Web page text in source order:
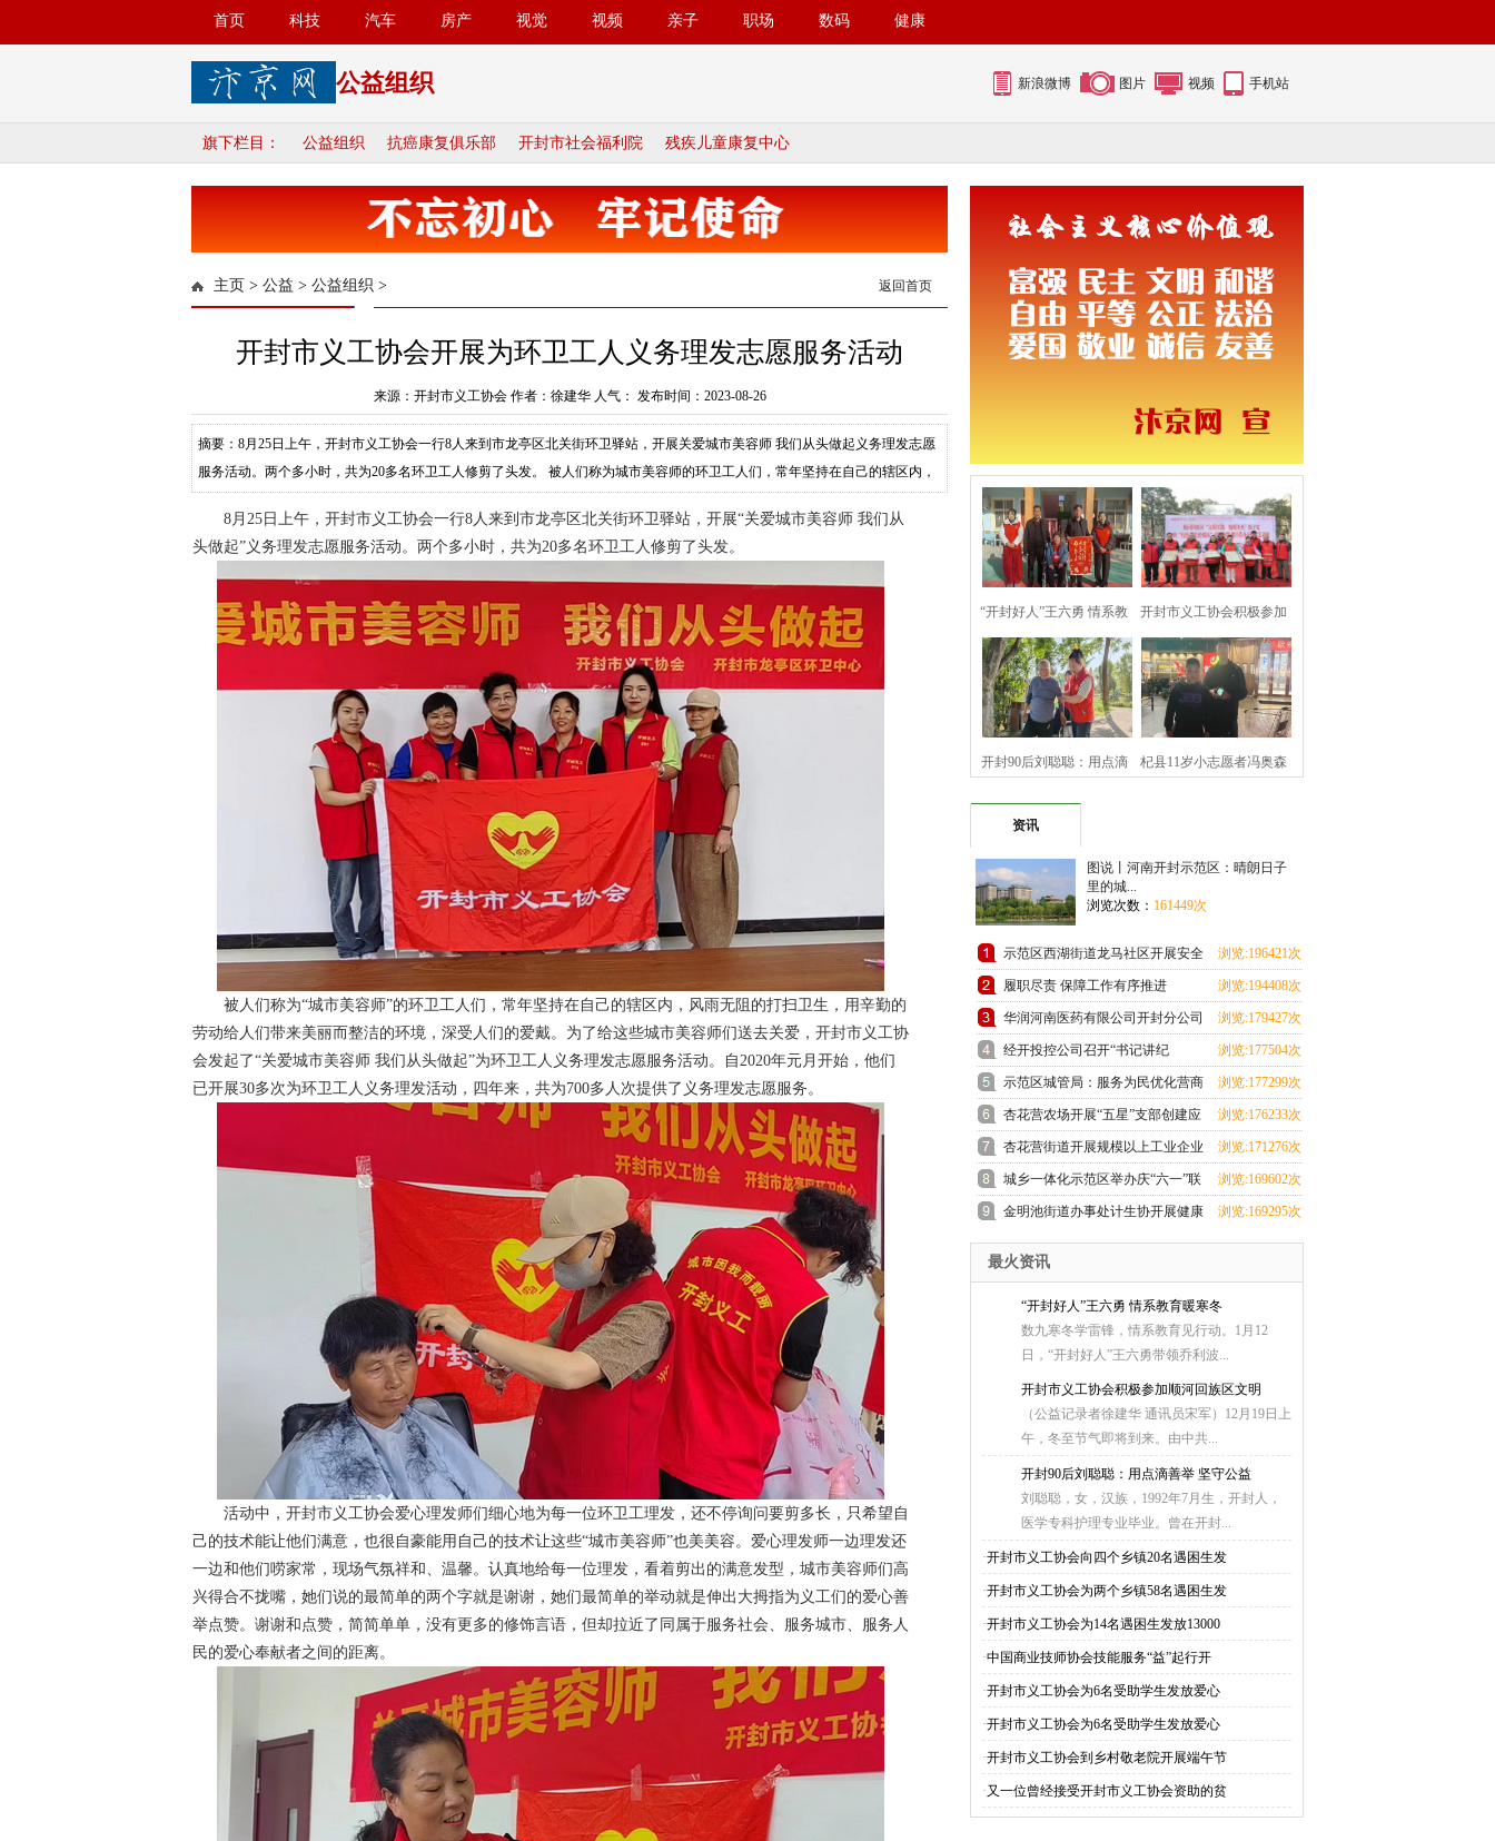
首页 科技 汽车 房产 视觉 视频 亲子 职场 数码 健康
公益组织 新浪微博 图片 视频 手机站
旗下栏目： 公益组织 抗癌康复俱乐部 开封市社会福利院 残疾儿童康复中心
主页 > 公益 > 公益组织 > 返回首页
开封市义工协会开展为环卫工人义务理发志愿服务活动
来源：开封市义工协会 作者：徐建华 人气： 发布时间：2023-08-26
摘要：8月25日上午，开封市义工协会一行8人来到市龙亭区北关街环卫驿站，开展关爱城市美容师 我们从头做起义务理发志愿
服务活动。两个多小时，共为20多名环卫工人修剪了头发。 被人们称为城市美容师的环卫工人们，常年坚持在自己的辖区内，
8月25日上午，开封市义工协会一行8人来到市龙亭区北关街环卫驿站，开展“关爱城市美容师 我们从
头做起”义务理发志愿服务活动。两个多小时，共为20多名环卫工人修剪了头发。
被人们称为“城市美容师”的环卫工人们，常年坚持在自己的辖区内，风雨无阻的打扫卫生，用辛勤的
劳动给人们带来美丽而整洁的环境，深受人们的爱戴。为了给这些城市美容师们送去关爱，开封市义工协
会发起了“关爱城市美容师 我们从头做起”为环卫工人义务理发志愿服务活动。自2020年元月开始，他们
已开展30多次为环卫工人义务理发活动，四年来，共为700多人次提供了义务理发志愿服务。
活动中，开封市义工协会爱心理发师们细心地为每一位环卫工理发，还不停询问要剪多长，只希望自
己的技术能让他们满意，也很自豪能用自己的技术让这些“城市美容师”也美美容。爱心理发师一边理发还
一边和他们唠家常，现场气氛祥和、温馨。认真地给每一位理发，看着剪出的满意发型，城市美容师们高
兴得合不拢嘴，她们说的最简单的两个字就是谢谢，她们最简单的举动就是伸出大拇指为义工们的爱心善
举点赞。谢谢和点赞，简简单单，没有更多的修饰言语，但却拉近了同属于服务社会、服务城市、服务人
民的爱心奉献者之间的距离。
“开封好人”王六勇 情系教
育暖寒冬
开封市义工协会积极参加
顺河回族区文
开封90后刘聪聪：用点滴 杞县11岁小志愿者冯奥森
资讯
图说丨河南开封示范区：晴朗日子
里的城...
浏览次数： 161449次
示范区西湖街道龙马社区开展安全
教育进校园活动
浏览:196421次
履职尽责 保障工作有序推进 浏览:194408次
华润河南医药有限公司开封分公司
团支部成立
浏览:179427次
经开投控公司召开“书记讲纪
法”和“纪法与青春
浏览:177504次
示范区城管局：服务为民优化营商
环境 群众感激送
浏览:177299次
杏花营农场开展“五星”支部创建应
知应会知识测
浏览:176233次
杏花营街道开展规模以上工业企业
科技研发全覆盖
浏览:171276次
城乡一体化示范区举办庆“六一”联
欢会暨少儿才
浏览:169602次
金明池街道办事处计生协开展健康
厨艺大比拼活动
浏览:169295次
最火资讯
“开封好人”王六勇 情系教育暖寒冬
数九寒冬学雷锋，情系教育见行动。1月12
日，“开封好人”王六勇带领乔利波...
开封市义工协会积极参加顺河回族区文明
（公益记录者徐建华 通讯员宋军）12月19日上
午，冬至节气即将到来。由中共...
开封90后刘聪聪：用点滴善举 坚守公益
刘聪聪，女，汉族，1992年7月生，开封人，
医学专科护理专业毕业。曾在开封...
·开封市义工协会向四个乡镇20名遇困生发
·开封市义工协会为两个乡镇58名遇困生发
·开封市义工协会为14名遇困生发放13000
·中国商业技师协会技能服务“益”起行开
·开封市义工协会为6名受助学生发放爱心
·开封市义工协会为6名受助学生发放爱心
·开封市义工协会到乡村敬老院开展端午节
·又一位曾经接受开封市义工协会资助的贫